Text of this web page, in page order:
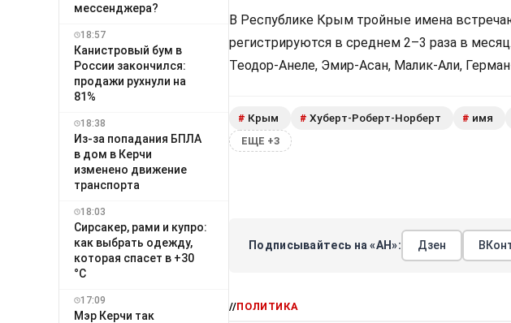
мессенджера?
18:57
Канистровый бум в
России закончился:
продажи рухнули на
81%
18:38
Из-за попадания БПЛА
в дом в Керчи
изменено движение
транспорта
18:03
Сирсакер, рами и купро:
как выбрать одежду,
которая спасет в +30
°C
17:09
Мэр Керчи так
В Республике Крым тройные имена
регистрируются в среднем 2–3 раза в
Теодор-Анеле, Эмир-Асан, Малик-Али,
# Крым # Хуберт-Роберт-Норберт # имя
ЕЩЕ +3
Подписывайтесь на «АН»: Дзен
//ПОЛИТИКА